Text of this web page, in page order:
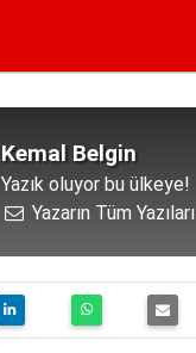
Kemal Belgin
Yazık oluyor bu ülkeye!
Yazarın Tüm